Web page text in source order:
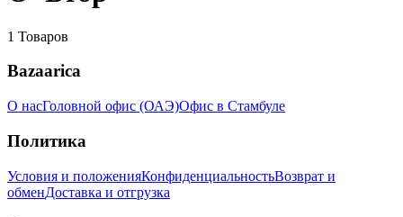
1 Товаров
Bazaarica
О насГоловной офис (ОАЭ)Офис в Стамбуле
Политика
Условия и положенияКонфиденциальностьВозврат и
обменДоставка и отгрузка